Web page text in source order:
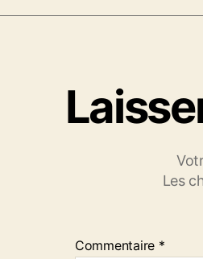
Les
Commentaire *